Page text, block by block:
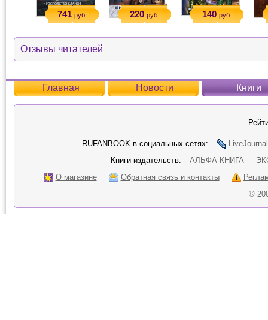
741 руб. 220 руб. 140 руб.
Отзывы читателей
Главная Новости Книги
RUFANBOOK в социальных сетях:
LiveJournal
Книги издательств:
АЛЬФА-КНИГА
О магазине
Обратная связь и контакты
©